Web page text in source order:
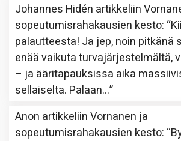
Johannes Hidén artikkeliin
sopeutumisrahakausien kesto: “
palautteesta! Ja jep, noin pitkänä
enää vaikuta turvajärjestelmältä,
– ja ääritapauksissa aika
sellaiselta. Palaan…”
Anon artikkeliinVornanen ja
sopeutumisrahakausien kesto: “